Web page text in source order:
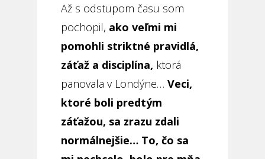
Až s odstupom času som
pochopil, ako veľmi mi
pomohli striktné pravidlá,
záťaž a disciplína, ktorá
panovala v Londýne… Veci,
ktoré boli predtým
záťažou, sa zrazu zdali
normálnejšie… To, čo sa